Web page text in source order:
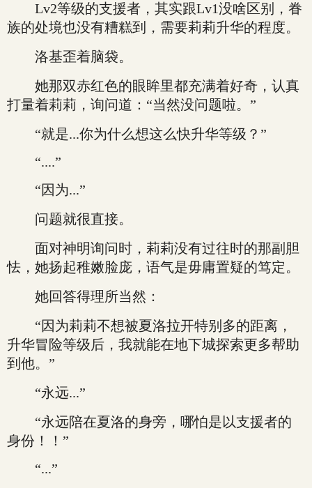
Lv2等级的支援者，其实跟Lv1没啥区别，眷
族的处境也没有糟糕到，需要莉莉升华的程度。
洛基歪着脑袋。
她那双赤红色的眼眸里都充满着好奇，认真
打量着莉莉，询问道：“当然没问题啦。”
“就是...你为什么想这么快升华等级？”
“....”
“因为...”
问题就很直接。
面对神明询问时，莉莉没有过往时的那副胆
怯，她扬起稚嫩脸庞，语气是毋庸置疑的笃定。
她回答得理所当然：
“因为莉莉不想被夏洛拉开特别多的距离，
升华冒险等级后，我就能在地下城探索更多帮助
到他。”
“永远...”
“永远陪在夏洛的身旁，哪怕是以支援者的
身份！！”
“...”